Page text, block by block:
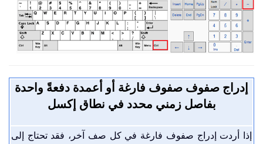
إدراج صفوف صفوف فارغة أو أعمدة دفعةً واحدة
بفاصل زمني محدد في نطاق إكسل
إذا أردت إدراج صفوف فارغة في كل صف آخر، فقد تحتاج إلى